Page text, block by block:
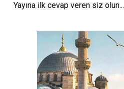
Yayına ilk cevap veren siz olun...